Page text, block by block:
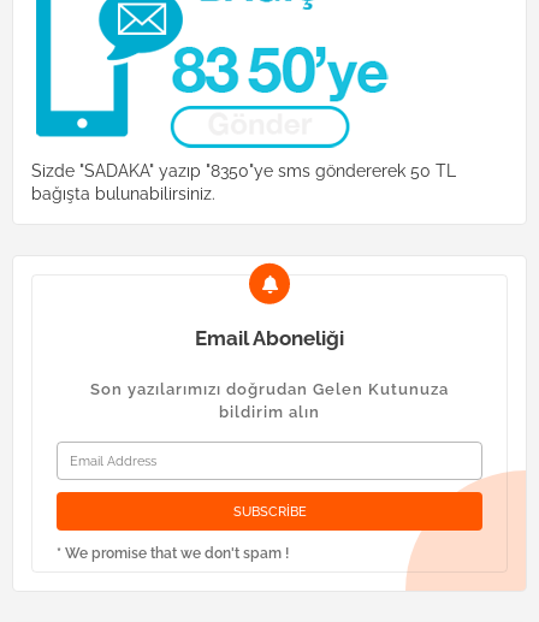
Sizde "SADAKA" yazıp "8350"ye sms göndererek 50 TL
bağışta bulunabilirsiniz.
Email Aboneliği
Son yazılarımızı doğrudan Gelen Kutunuza
bildirim alın
* We promise that we don't spam !